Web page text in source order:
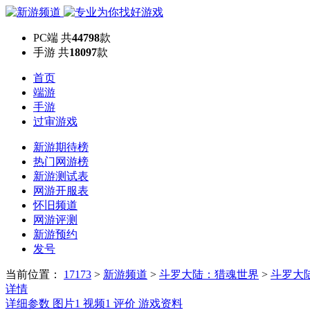
PC端 共44798款
手游 共18097款
首页
端游
手游
过审游戏
新游期待榜
热门网游榜
新游测试表
网游开服表
怀旧频道
网游评测
新游预约
发号
当前位置： 17173 > 新游频道 > 斗罗大陆：猎魂世界 > 斗罗大
详情
详细参数 图片1 视频1 评价 游戏资料